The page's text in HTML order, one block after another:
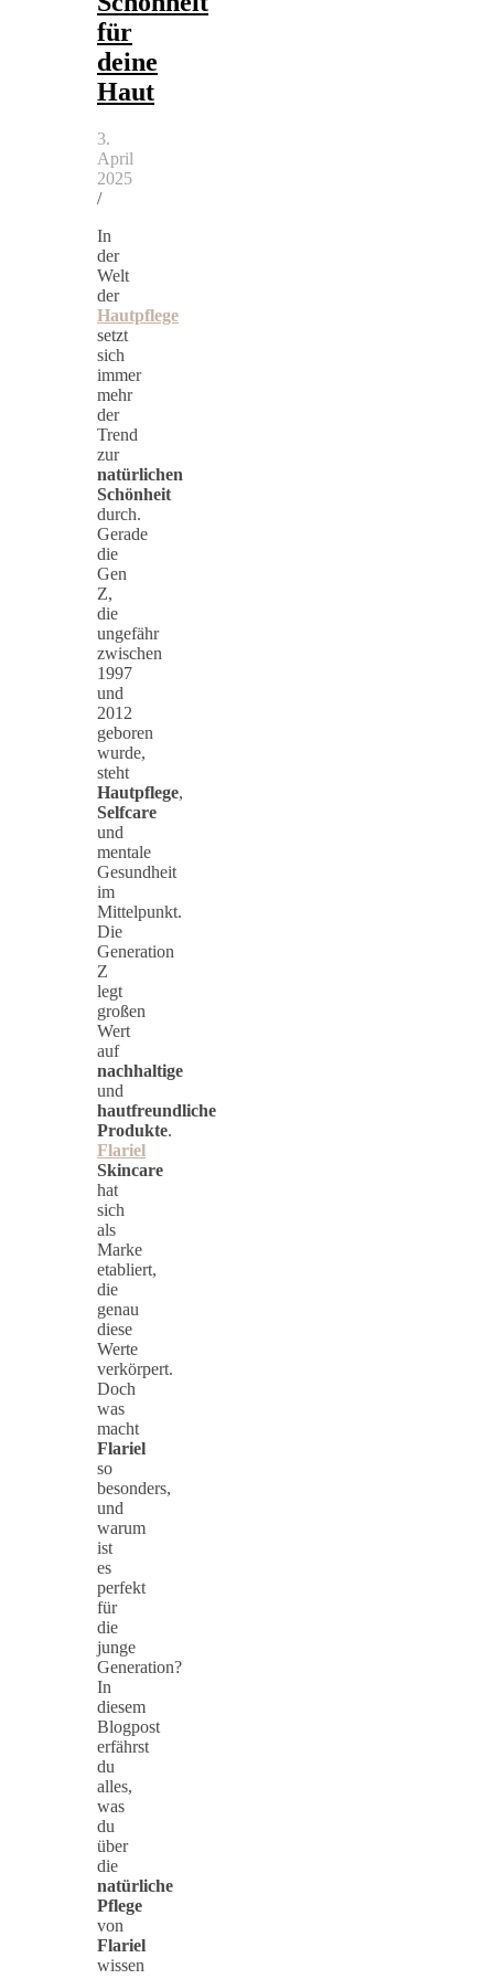
für
deine
Haut
3.
April
2025
/
In
der
Welt
der
Hautpflege
setzt
sich
immer
mehr
der
Trend
zur
natürlichen
Schönheit
durch.
Gerade
die
Gen
Z,
die
ungefähr
zwischen
1997
und
2012
geboren
wurde,
steht
Hautpflege,
Selfcare
und
mentale
Gesundheit
im
Mittelpunkt.
Die
Generation
Z
legt
großen
Wert
auf
nachhaltige
und
hautfreundliche
Produkte.
Flariel
Skincare
hat
sich
als
Marke
etabliert,
die
genau
diese
Werte
verkörpert.
Doch
was
macht
Flariel
so
besonders,
und
warum
ist
es
perfekt
für
die
junge
Generation?
In
diesem
Blogpost
erfährst
du
alles,
was
du
über
die
natürliche
Pflege
von
Flariel
wissen